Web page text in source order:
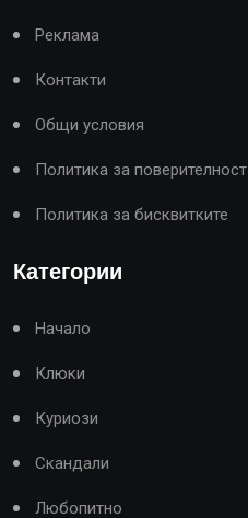
Реклама
Контакти
Общи условия
Политика за поверителност
Политика за бисквитките
Категории
Начало
Клюки
Куриози
Скандали
Любопитно